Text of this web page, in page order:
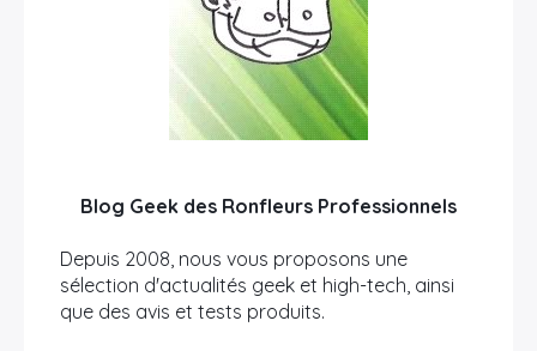
Blog Geek des Ronfleurs Professionnels
Depuis 2008, nous vous proposons une
sélection d'actualités geek et high-tech, ainsi
que des avis et tests produits.